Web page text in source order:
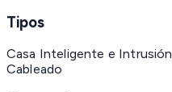
Tipos
Casa Inteligente e Intrusión
Cableado